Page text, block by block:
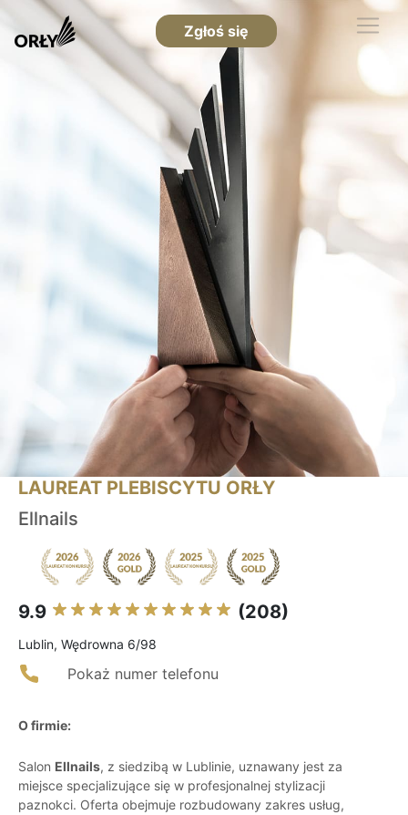
Zgłoś się
LAUREAT PLEBISCYTU ORŁY
Ellnails
9.9 (208)
Lublin, Wędrowna 6/98
Pokaż numer telefonu
O firmie:
Salon Ellnails, z siedzibą w Lublinie, uznawany jest za
miejsce specjalizujące się w profesjonalnej stylizacji
paznokci. Oferta obejmuje rozbudowany zakres usług,